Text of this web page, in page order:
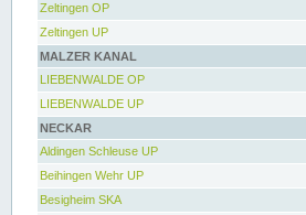
Zeltingen OP
Zeltingen UP
MALZER KANAL
LIEBENWALDE OP
LIEBENWALDE UP
NECKAR
Aldingen Schleuse UP
Beihingen Wehr UP
Besigheim SKA